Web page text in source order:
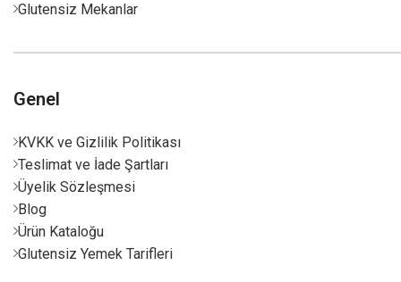
Glutensiz Mekanlar
Genel
KVKK ve Gizlilik Politikası
Teslimat ve İade Şartları
Üyelik Sözleşmesi
Blog
Ürün Kataloğu
Glutensiz Yemek Tarifleri